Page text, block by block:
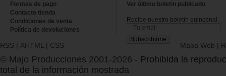
Formas de pago
Contacto tienda
Condiciones de venta
Política de devoluciones
Ver último boletin publicado
Recibe nuestro boletín quincenal.
RSS | XHTML | CSS Mapa Web |
© Majo Producciones 2001-2026 - Prohibida la
total de la información mostrada